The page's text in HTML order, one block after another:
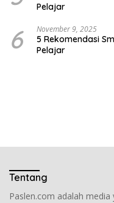
Pelajar
6 November 9, 2025
5 Rekomendasi
Pelajar
Tentang
Paslen.com adalah